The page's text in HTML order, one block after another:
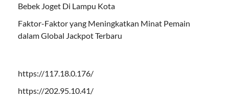
Bebek Joget Di Lampu Kota
Faktor-Faktor yang Meningkatkan Minat Pemain
dalam Global Jackpot Terbaru
https://117.18.0.176/
https://202.95.10.41/